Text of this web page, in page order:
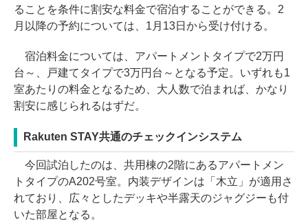
ることを条件に割安な料金で宿泊することができる。2
月以降の予約については、1月13日から受け付ける。
宿泊料金については、アパートメントタイプで2万円
台～、戸建てタイプで3万円台～となる予定。いずれも1
室あたりの料金となるため、大人数で泊まれば、かなり
割安に感じられるはずだ。
Rakuten STAY共通のチェックインシステム
今回試泊したのは、共用棟の2階にあるアパートメン
トタイプのA202号室。内装デザインは「木立」が適用さ
れており、広々としたデッキや半露天のジャグジーも付
いた部屋となる。